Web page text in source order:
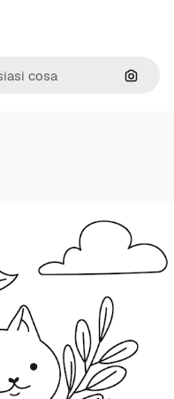
Cerca